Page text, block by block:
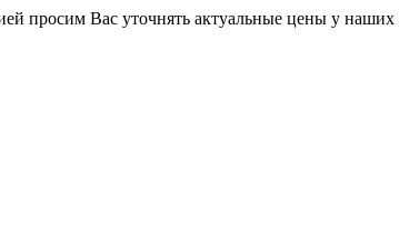
просим Вас уточнять актуальные цены у